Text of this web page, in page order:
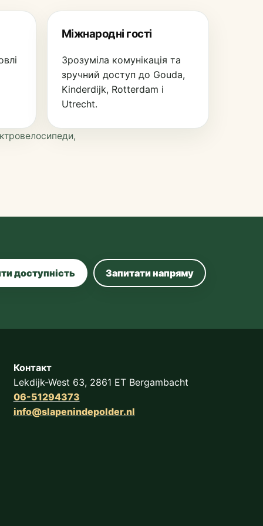
Міжнародні гості
Зрозуміла комунікація та
зручний доступ до Gouda,
Kinderdijk, Rotterdam і
Utrecht.
доступність Запитати напряму
Контакт
Lekdijk-West 63, 2861 ET Bergambacht
06-51294373
info@slapenindepolder.nl